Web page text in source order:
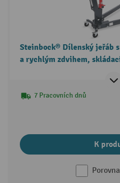
Steinbock® Dílenský jeřáb
a rychlým zdvihem,
7 Pracovních dnů
K